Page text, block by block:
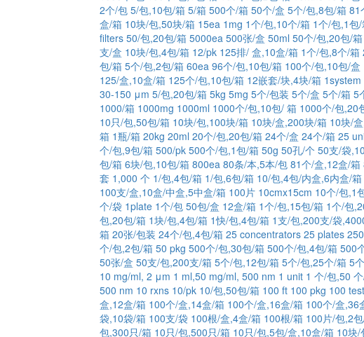
2个/包 5/包,10包/箱 5/箱 500个/箱 50个/盒 5个/包,8包/箱 81
盒/箱 10块/包,50块/箱 15ea 1mg 1个/包,10个/箱 1个/包,1包
filters 50/包,20包/箱 5000ea 500张/盒 50ml 50个/包,20包/箱
支/盒 10块/包,4包/箱 12/pk 125排/ 盒,10盒/箱 1个/包,8个/箱
包/箱 5个/包,2包/箱 60ea 96个/包,10包/箱 100个/包,10包/盒
125/盒,10盒/箱 125个/包,10包/箱 12嵌套/块,4块/箱 1system
30-150 μm 5/包,20包/箱 5kg 5mg 5个/包装 5个/盒 5个/箱 5
1000/箱 1000mg 1000ml 1000个/包,10包/ 箱 1000个/包,20
10只/包,50包/箱 10块/包,100块/箱 10块/盒,200块/箱 10块/
箱 1瓶/箱 20kg 20ml 20个/包,20包/箱 24个/盒 24个/箱 25
个/包,9包/箱 500/pk 500个/包,1包/箱 50g 50孔/个 50支/袋
包/箱 6块/包,10包/箱 800ea 80条/本,5本/包 81个/盒,12盒/箱
套 1,000 个 1/包,4包/箱 1/包,6包/箱 10/包,4包/内盒,6内盒/箱
100支/盒,10盒/中盒,5中盒/箱 100片 10cmx15cm 10个/包,1
个/袋 1plate 1个/包 50包/盒 12盒/箱 1个/包,15包/箱 1个/包
包,20包/箱 1块/包,4包/箱 1快/包,4包/箱 1支/包,200支/袋
箱 20张/包装 24个/包,4包/箱 25 concentrators 25 plates
个/包,2包/箱 50 pkg 500个/包,30包/箱 500个/包,4包/箱 500
50张/盒 50支/包,200支/箱 5个/包,12包/箱 5个/包,25个/箱 5
10 mg/ml, 2 μm 1 ml,50 mg/ml, 500 nm 1 unit 1 个/包,50
500 nm 10 rxns 10/pk 10/包,50包/箱 100 ft 100 pkg 100
盒,12盒/箱 100个/盒,14盒/箱 100个/盒,16盒/箱 100个/盒,36
袋,10袋/箱 100支/袋 100根/盒,4盒/箱 100根/箱 100片/包,2
包,300只/箱 10只/包,500只/箱 10只/包,5包/盒,10盒/箱 10块/